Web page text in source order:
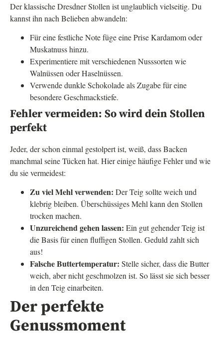
Der klassische Dresdner Stollen ist unglaublich vielseitig. Du
kannst ihn nach Belieben abwandeln:
Für eine festliche Note füge eine Prise Kardamom oder
Muskatnuss hinzu.
Experimentiere mit verschiedenen Nusssorten wie
Walnüssen oder Haselnüssen.
Verwende dunkle Schokolade als Zugabe für eine
besondere Geschmackstiefe.
Fehler vermeiden: So wird dein Stollen
perfekt
Jeder, der schon einmal gestolpert ist, weiß, dass Backen
manchmal seine Tücken hat. Hier einige häufige Fehler und wie
du sie vermeidest:
Zu viel Mehl verwenden: Der Teig sollte weich und
klebrig bleiben. Überschüssiges Mehl kann den Stollen
trocken machen.
Unzureichend gehen lassen: Ein gut gehender Teig ist
die Basis für einen fluffigen Stollen. Geduld zahlt sich
aus!
Falsche Buttertemperatur: Stelle sicher, dass die Butter
weich, aber nicht geschmolzen ist. So lässt sie sich besser
in den Teig einarbeiten.
Der perfekte
Genussmoment